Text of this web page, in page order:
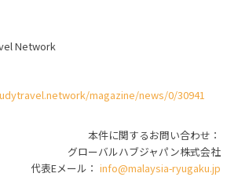
Network
magazine/news/0/30941
本件に関するお問い合わせ
グローバルハブジャパン株式会社
代表Eメール： info@malaysia-ryugaku.jp